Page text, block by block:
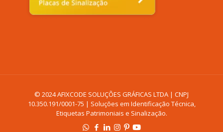
© 2024 AFIXCODE SOLUÇÕES GRÁFICAS LTDA | CNPJ
10.350.191/0001-75 | Soluções em Identificação Técnica,
Etiquetas Patrimoniais e Sinalização.